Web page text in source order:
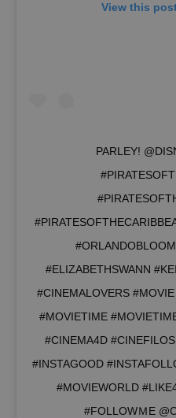
View this
PARLEY!
#ELIZABETHSWANN
#CINEMALOVERS
#MOVIETIME
#CINEMA4D
#INSTAGOOD
#MOVIEWORLD
#FOLLOWＭE